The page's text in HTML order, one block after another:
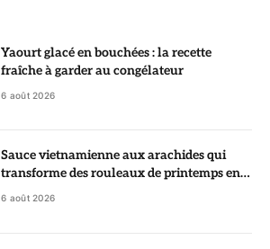
Yaourt glacé en bouchées : la recette
fraîche à garder au congélateur
6 août 2026
Sauce vietnamienne aux arachides qui
transforme des rouleaux de printemps en
vrai régal
6 août 2026